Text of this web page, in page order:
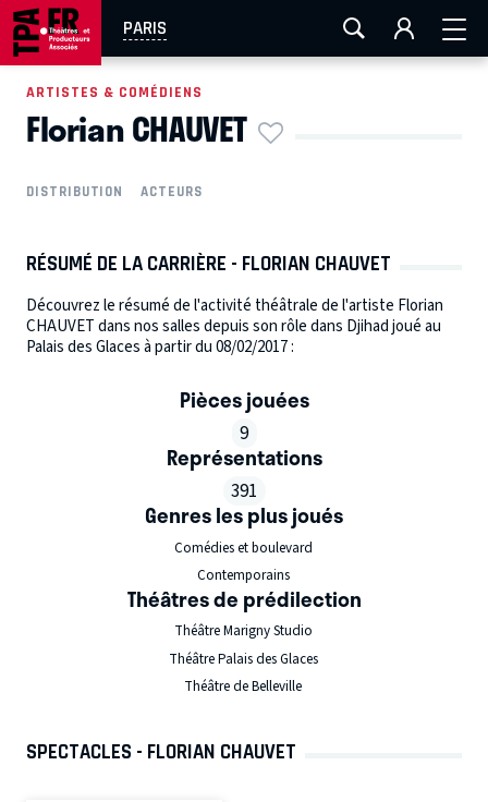
PARIS
AIX-MARSEILLE LA ROCHELLE
EN TOURNÉE
ARTISTES & COMÉDIENS
Florian CHAUVET
DISTRIBUTION ACTEURS
RÉSUMÉ DE LA CARRIÈRE - FLORIAN CHAUVET
Découvrez le résumé de l'activité théâtrale de l'artiste Florian
CHAUVET dans nos salles depuis son rôle dans Djihad joué au
Palais des Glaces à partir du 08/02/2017 :
Pièces jouées
9
Représentations
391
Genres les plus joués
Comédies et boulevard
Contemporains
Théâtres de prédilection
Théâtre Marigny Studio
Théâtre Palais des Glaces
Théâtre de Belleville
SPECTACLES - FLORIAN CHAUVET